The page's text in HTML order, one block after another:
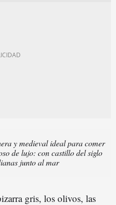
y medieval ideal para comer
de lujo: con castillo del siglo
junto al mar
gris, los olivos, las